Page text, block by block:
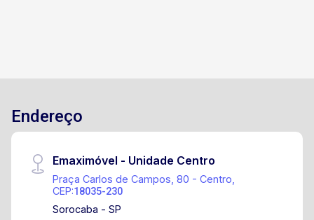
Endereço
Emaximóvel - Unidade Centro
Praça Carlos de Campos, 80 - Centro,
CEP:18035-230
Sorocaba - SP